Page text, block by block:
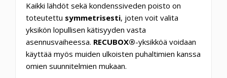
Kaikki lähdöt sekä kondenssiveden poisto on
toteutettu symmetrisesti, joten voit valita
yksikön lopullisen kätisyyden vasta
asennusvaiheessa. RECUBOX®-yksikköä voidaan
käyttää myös muiden ulkoisten puhaltimien kanssa
omien suunnitelmien mukaan.